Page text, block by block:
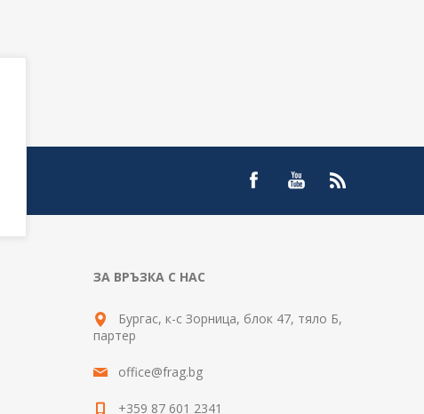
ЗА ВРЪЗКА С НАС
Бургас, к-с Зорница, блок 47, тяло Б,
партер
office@frag.bg
+359 87 601 2341